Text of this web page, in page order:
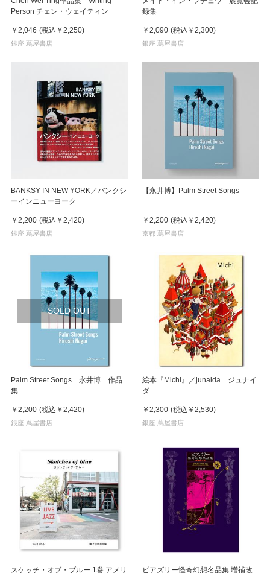
Person チェン・ウェイティン
￥2,046 (税込 ￥2,250)
銀座 蔦屋書店
録集
￥2,090 (税込 ￥2,300)
銀座 蔦屋書店
BANKSY IN NEW YORK／バンクシ
ーインニューヨーク
￥2,200 (税込 ￥2,420)
銀座 蔦屋書店
【永井博】Palm Street Songs
￥2,200 (税込 ￥2,420)
京都 蔦屋書店
SOLD OUT
Palm Street Songs 永井博 作品
集
￥2,200 (税込 ￥2,420)
銀座 蔦屋書店
絵本『Michi』／junaida ジュナイ
ダ
￥2,300 (税込 ￥2,530)
銀座 蔦屋書店
スケッチ・オブ・ブルー 1巻 アメリ ビアズリー怪奇幻想名品集 増補改